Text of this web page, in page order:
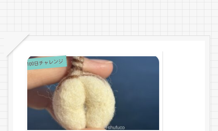
100日チャレンジ